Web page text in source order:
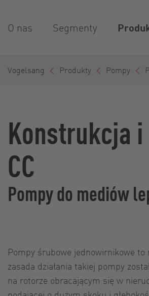
O nas Segmenty
Vogelsang Produkty Pompy
Konstrukcja
CC
Pompy do mediów
Pompy śrubowe jednowirnikowe
zasada działania takiej pompy
na rotorze obracającym się w